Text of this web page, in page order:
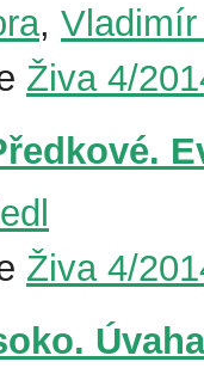
,
Živa 4/
Živa 4/